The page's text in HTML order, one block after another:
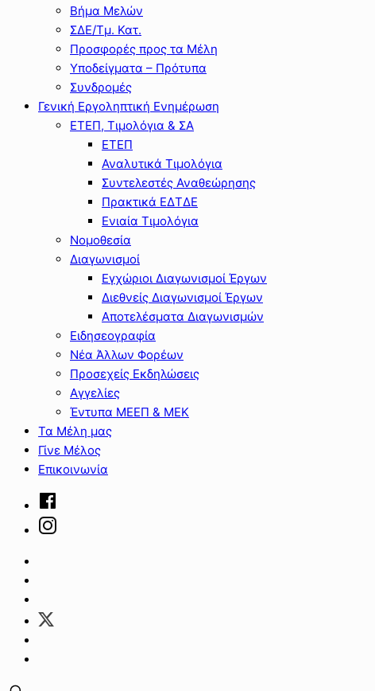
Βήμα Μελών
ΣΔΕ/Τμ. Κατ.
Προσφορές προς τα Μέλη
Υποδείγματα – Πρότυπα
Συνδρομές
Γενική Εργοληπτική Ενημέρωση
ΕΤΕΠ, Τιμολόγια & ΣΑ
ΕΤΕΠ
Αναλυτικά Τιμολόγια
Συντελεστές Αναθεώρησης
Πρακτικά ΕΔΤΔΕ
Ενιαία Τιμολόγια
Νομοθεσία
Διαγωνισμοί
Εγχώριοι Διαγωνισμοί Έργων
Διεθνείς Διαγωνισμοί Έργων
Αποτελέσματα Διαγωνισμών
Ειδησεογραφία
Νέα Άλλων Φορέων
Προσεχείς Εκδηλώσεις
Αγγελίες
Έντυπα ΜΕΕΠ & ΜΕΚ
Τα Μέλη μας
Γίνε Μέλος
Επικοινωνία